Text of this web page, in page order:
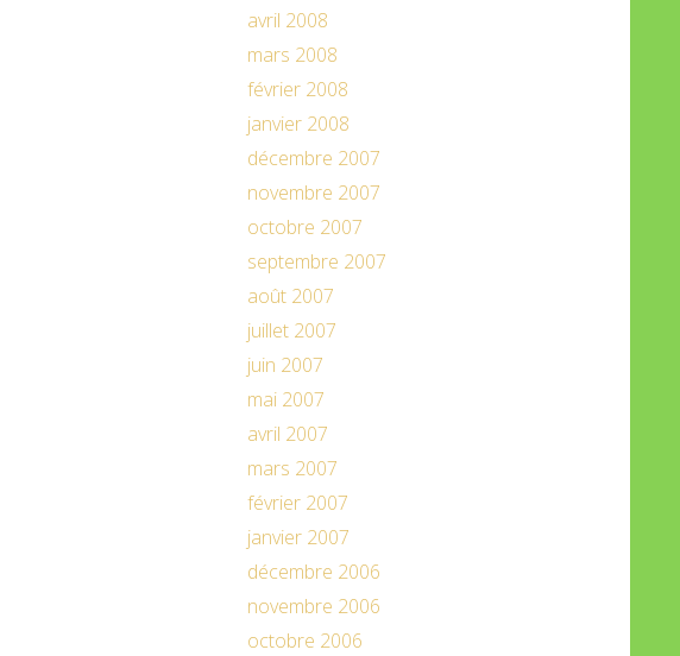
avril 2008
mars 2008
février 2008
janvier 2008
décembre 2007
novembre 2007
octobre 2007
septembre 2007
août 2007
juillet 2007
juin 2007
mai 2007
avril 2007
mars 2007
février 2007
janvier 2007
décembre 2006
novembre 2006
octobre 2006